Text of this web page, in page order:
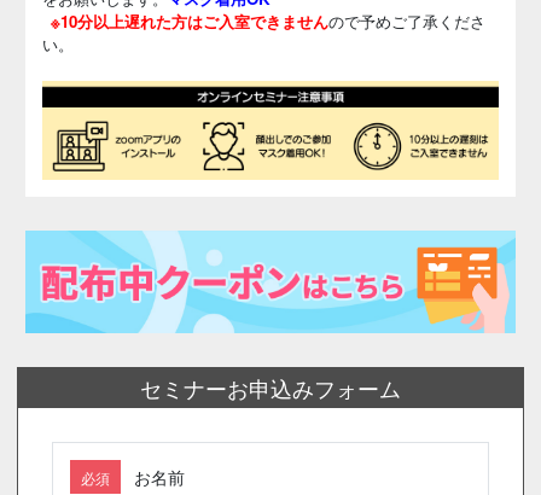
※10分以上遅れた方はご入室できませんので予めご了承くださ
い。
セミナーお申込みフォーム
必須 お名前